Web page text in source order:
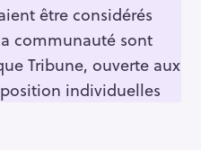
être considérés
communauté sont
Tribune, ouverte aux
individuelles